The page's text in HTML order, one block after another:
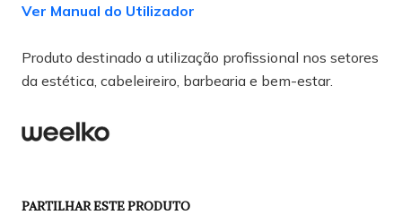
Ver Manual do Utilizador
Produto destinado a utilização profissional nos setores
da estética, cabeleireiro, barbearia e bem-estar.
PARTILHAR ESTE PRODUTO